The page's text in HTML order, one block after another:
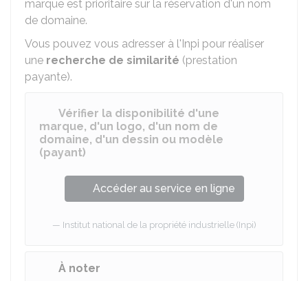
marque est prioritaire sur la réservation d'un nom
de domaine.
Vous pouvez vous adresser à l'Inpi pour réaliser
une recherche de similarité (prestation
payante).
Vérifier la disponibilité d'une
marque, d'un logo, d'un nom de
domaine, d'un dessin ou modèle
(payant)
Accéder au service en ligne
Institut national de la propriété industrielle (Inpi)
À noter